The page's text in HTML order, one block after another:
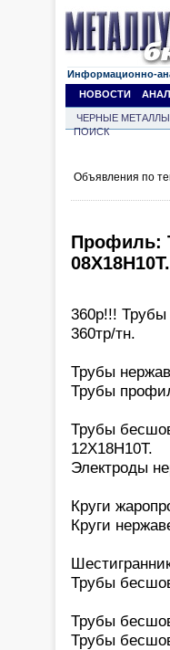
Информационно-
НОВОСТИ
ЧЕРНЫЕ МЕТАЛЛЫ
ПОИСК
Объявления по
Профиль:
08Х18Н10Т.
360р!!!
360тр/тн.
Трубы
Трубы
Трубы
12Х18Н10Т.
Электроды
Круги
Круги
Трубы
Трубы
Трубы